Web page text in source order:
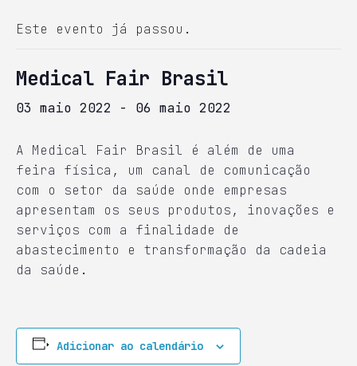
Este evento já passou.
Medical Fair Brasil
03 maio 2022 - 06 maio 2022
A Medical Fair Brasil é além de uma
feira física, um canal de comunicação
com o setor da saúde onde empresas
apresentam os seus produtos, inovações e
serviços com a finalidade de
abastecimento e transformação da cadeia
da saúde.
Adicionar ao calendário